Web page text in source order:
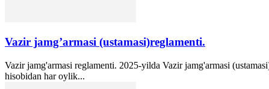
Vazir jamg’armasi (ustamasi)reglamenti.
Vazir jamg'armasi reglamenti. 2025-yilda Vazir jamg'armasi
hisobidan har oylik...